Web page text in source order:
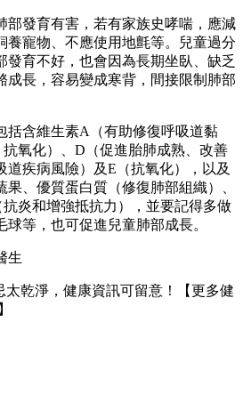
部發育有害，若有家族史哮喘，應減
養寵物、不應使用地氈等。兒童過分
發育不好，也會因為長期坐臥、缺乏
成長，容易變成寒背，間接限制肺部
括含維生素A（有助修復呼吸道黏
氧化）、D（促進胎肺成熟、改善
道疾病風險）及E（抗氧化），以及
、優質蛋白質（修復肺部組織）、
抗炎和增強抵抗力），並要記得多做
等，也可促進兒童肺部成長。
生
太乾淨，健康資訊可留意！【更多健
】